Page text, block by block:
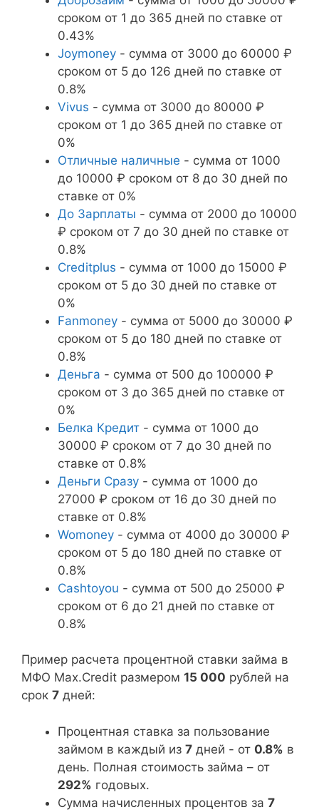
сроком от 1 до 365 дней по ставке от
0.43%
Joymoney - сумма от 3000 до 60000 ₽
сроком от 5 до 126 дней по ставке от
0.8%
Vivus - сумма от 3000 до 80000 ₽
сроком от 1 до 365 дней по ставке от
0%
Отличные наличные - сумма от 1000
до 10000 ₽ сроком от 8 до 30 дней по
ставке от 0%
До Зарплаты - сумма от 2000 до 10000
₽ сроком от 7 до 30 дней по ставке от
0.8%
Creditplus - сумма от 1000 до 15000 ₽
сроком от 5 до 30 дней по ставке от
0%
Fanmoney - сумма от 5000 до 30000 ₽
сроком от 5 до 180 дней по ставке от
0.8%
Деньга - сумма от 500 до 100000 ₽
сроком от 3 до 365 дней по ставке от
0%
Белка Кредит - сумма от 1000 до
30000 ₽ сроком от 7 до 30 дней по
ставке от 0.8%
Деньги Сразу - сумма от 1000 до
27000 ₽ сроком от 16 до 30 дней по
ставке от 0.8%
Womoney - сумма от 4000 до 30000 ₽
сроком от 5 до 180 дней по ставке от
0.8%
Cashtoyou - сумма от 500 до 25000 ₽
сроком от 6 до 21 дней по ставке от
0.8%
Пример расчета процентной ставки займа в
МФО Max.Credit размером 15 000 рублей на
срок 7 дней:
Процентная ставка за пользование
займом в каждый из 7 дней - от 0.8% в
день. Полная стоимость займа – от
292% годовых.
Сумма начисленных процентов за 7